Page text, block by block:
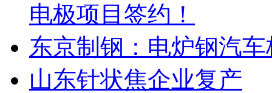
电极项目签约！
东京制钢：电炉钢汽
山东针状焦企业复产